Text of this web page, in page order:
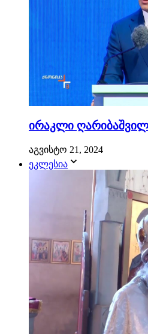
ირაკლი
აგვისტო 21, 2024
ეკლესია